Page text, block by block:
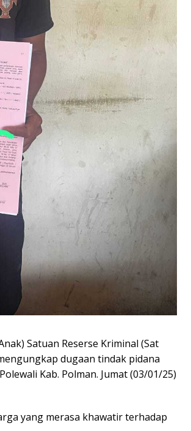
Satuan Reserse Kriminal (Sat
dugaan tindak pidana
Kab. Polman. Jumat (03/01/25)
yang merasa khawatir terhadap